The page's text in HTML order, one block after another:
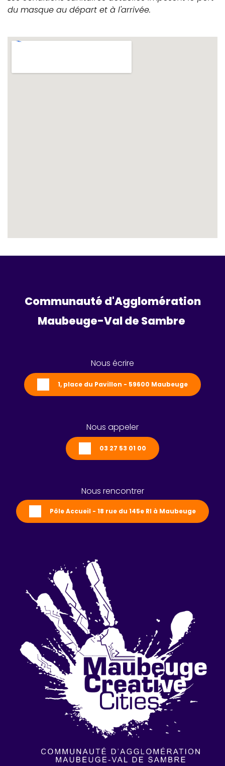
du masque au départ et à l'arrivée.
Communauté d'Agglomération
Maubeuge-Val de Sambre
Nous écrire
1, place du Pavillon - 59600 Maubeuge
Nous appeler
03 27 53 01 00
Nous rencontrer
Pôle Accueil - 18 rue du 145e RI à Maubeuge